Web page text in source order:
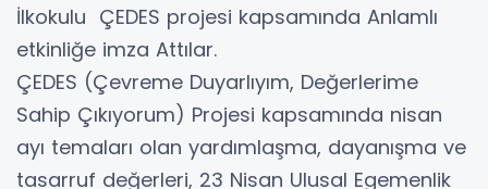
İlkokulu ÇEDES projesi kapsamında Anlamlı
etkinliğe imza Attılar.
ÇEDES (Çevreme Duyarlıyım, Değerlerime
Sahip Çıkıyorum) Projesi kapsamında nisan
ayı temaları olan yardımlaşma, dayanışma ve
tasarruf değerleri, 23 Nisan Ulusal Egemenlik